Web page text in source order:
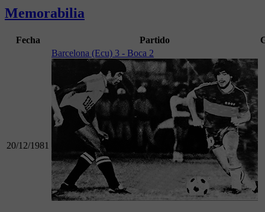
Memorabilia
Fecha Partido
20/12/1981
Barcelona (Ecu) 3 - Boca 2